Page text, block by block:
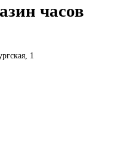
часов
1